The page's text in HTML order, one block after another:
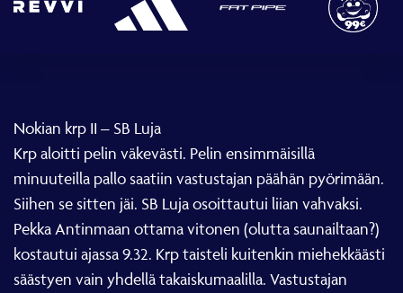
Nokian krp II – SB Luja
Krp aloitti pelin väkevästi. Pelin ensimmäisillä
minuuteilla pallo saatiin vastustajan päähän pyörimään.
Siihen se sitten jäi. SB Luja osoittautui liian vahvaksi.
Pekka Antinmaan ottama vitonen (olutta saunailtaan?)
kostautui ajassa 9.32. Krp taisteli kuitenkin miehekkäästi
säästyen vain yhdellä takaiskumaalilla. Vastustajan